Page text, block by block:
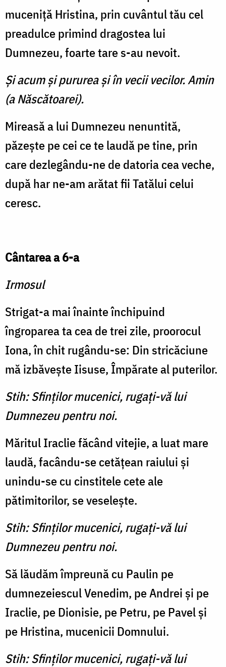
muceniţă Hristina, prin cuvântul tău cel
preadulce primind dragostea lui
Dumnezeu, foarte tare s-au nevoit.
Şi acum şi pururea şi în vecii vecilor. Amin
(a Născătoarei).
Mireasă a lui Dumnezeu nenuntită,
păzeşte pe cei ce te laudă pe tine, prin
care dezlegându-ne de datoria cea veche,
după har ne-am arătat fii Tatălui celui
ceresc.
Cântarea a 6-a
Irmosul
Strigat-a mai înainte închipuind
îngroparea ta cea de trei zile, proorocul
Iona, în chit rugându-se: Din stricăciune
mă izbăveşte Iisuse, Împărate al puterilor.
Stih: Sfinţilor mucenici, rugaţi-vă lui
Dumnezeu pentru noi.
Măritul Iraclie făcând vitejie, a luat mare
laudă, facându-se cetăţean raiului şi
unindu-se cu cinstitele cete ale
pătimitorilor, se veseleşte.
Stih: Sfinţilor mucenici, rugaţi-vă lui
Dumnezeu pentru noi.
Să lăudăm împreună cu Paulin pe
dumnezeiescul Venedim, pe Andrei şi pe
Iraclie, pe Dionisie, pe Petru, pe Pavel şi
pe Hristina, mucenicii Domnului.
Stih: Sfinţilor mucenici, rugaţi-vă lui